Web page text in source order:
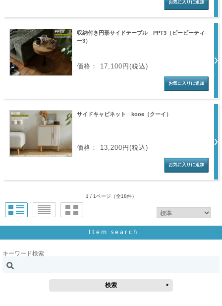
収納付き円形サイドテーブル PPT3（ピーピーティ
ー3）
価格： 17,100円(税込)
サイドキャビネット kooe（クーイ）
価格： 13,200円(税込)
1 / 1ページ （全18件）
Item search
キーワード検索